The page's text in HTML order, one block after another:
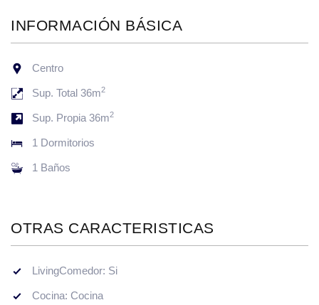
INFORMACIÓN BÁSICA
Centro
Sup. Total 36m2
Sup. Propia 36m2
1 Dormitorios
1 Baños
OTRAS CARACTERISTICAS
LivingComedor: Si
Cocina: Cocina